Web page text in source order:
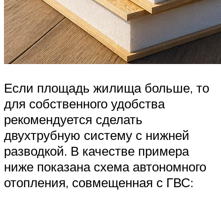
Если площадь жилища больше, то
для собственного удобства
рекомендуется сделать
двухтрубную систему с нижней
разводкой. В качестве примера
ниже показана схема автономного
отопления, совмещенная с ГВС: